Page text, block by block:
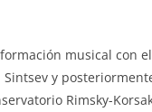
musical
y
Rimsky-